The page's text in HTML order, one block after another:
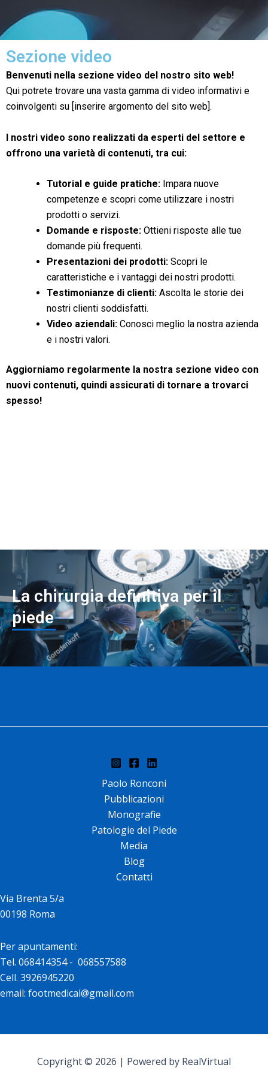
Sezione video
Benvenuti nella sezione video del nostro sito web!
Qui potrete trovare una vasta gamma di video informativi e
coinvolgenti su [inserire argomento del sito web].
I nostri video sono realizzati da esperti del settore e
offrono una varietà di contenuti, tra cui:
Tutorial e guide pratiche: Impara nuove
competenze e scopri come utilizzare i nostri
prodotti o servizi.
Domande e risposte: Ottieni risposte alle tue
domande più frequenti.
Presentazioni dei prodotti: Scopri le
caratteristiche e i vantaggi dei nostri prodotti.
Testimonianze di clienti: Ascolta le storie dei
nostri clienti soddisfatti.
Video aziendali: Conosci meglio la nostra azienda
e i nostri valori.
Aggiorniamo regolarmente la nostra sezione video con
nuovi contenuti, quindi assicurati di tornare a trovarci
spesso!
La chirurgia definitiva per il
piede
Paolo Ronconi
Pubblicazioni
Monografie
Patologie del Piede
Media
Blog
Contatti
Via Brenta 5/a
00198 Roma
Per apuntamenti:
Tel. 068414354 - 068557588
Cell. 3926945220
email: footmedical@gmail.com
Copyright © 2026 | Powered by RealVirtual